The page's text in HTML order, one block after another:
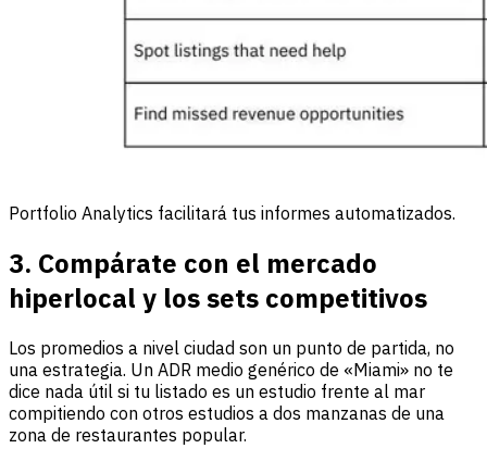
Portfolio Analytics facilitará tus informes automatizados.
3. Compárate con el mercado
hiperlocal y los sets competitivos
Los promedios a nivel ciudad son un punto de partida, no
una estrategia. Un ADR medio genérico de «Miami» no te
dice nada útil si tu listado es un estudio frente al mar
compitiendo con otros estudios a dos manzanas de una
zona de restaurantes popular.